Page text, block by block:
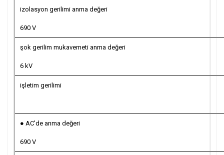
izolasyon gerilimi anma değeri
690 V
şok gerilim mukavemeti anma değeri
6 kV
işletim gerilimi
● AC'de anma değeri
690 V